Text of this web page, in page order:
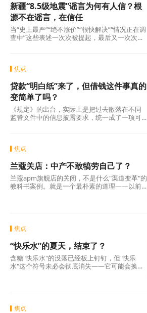
新疆“8.5级地震”谣言为何有人信？根
源不在谣言，在信任
当“史上最严”“绝不涨价”“很快解决”“情况正在调
查中”这些表述一次次被提起，最后又一次次悄
焦点
贷款“明白纸”来了，但借钱这件事真的
变简单了吗？
《规定》的出台，实际上是把过去散落在不同
监管文件中的信息披露要求，统一成了一项可
获客、担保增信等领域的第三方合作机构统一
须在你借钱之前，把全部费用列在一张表上，
算清年化综合成本，让你签字确认。 这张表，
业内称之为贷款“明白纸”。
焦点
兰蔻关店：中产不敢犒劳自己了？
兰蔻apm旗舰店的关闭，不是什么"渠道变革"的
教科书案例。就是一个最朴素的道理——以前
焦点
“快乐水”的夏天，结束了？
含糖"快乐水"的没落已经板上钉钉，但"快乐
水"这个符号未必会彻底消失——它可能会换一
焦点